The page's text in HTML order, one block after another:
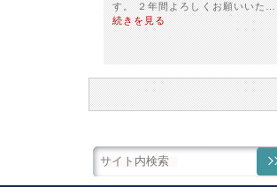
す。 ２年間よろしくお願いいた…
続きを見る